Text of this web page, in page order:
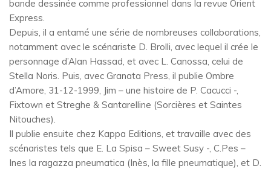
bande dessinée comme professionnel dans la revue Orient
Express.
Depuis, il a entamé une série de nombreuses collaborations,
notamment avec le scénariste D. Brolli, avec lequel il crée le
personnage d’Alan Hassad, et avec L. Canossa, celui de
Stella Noris. Puis, avec Granata Press, il publie Ombre
d’Amore, 31-12-1999, Jim – une histoire de P. Cacucci -,
Fixtown et Streghe & Santarelline (Sorcières et Saintes
Nitouches).
Il publie ensuite chez Kappa Editions, et travaille avec des
scénaristes tels que E. La Spisa – Sweet Susy -, C.Pes –
Ines la ragazza pneumatica (Inès, la fille pneumatique), et D.